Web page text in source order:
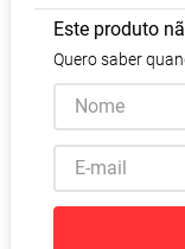
Este produto
Quero saber
8 Absorvente
9º Vitamina D
10 º